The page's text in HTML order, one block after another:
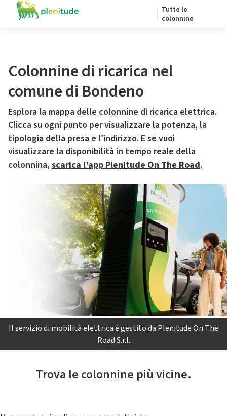
Tutte le
colonnine
Colonnine di ricarica nel
comune di Bondeno
Esplora la mappa delle colonnine di ricarica elettrica.
Clicca su ogni punto per visualizzare la potenza, la
tipologia della presa e l’indirizzo. E se vuoi
visualizzare la disponibilità in tempo reale della
colonnina, scarica l’app Plenitude On The Road.
Il servizio di mobilità elettrica è gestito da Plenitude On The
Road S.r.l.
Trova le colonnine più vicine.